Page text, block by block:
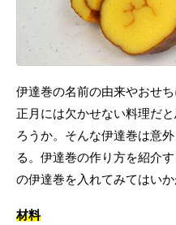
伊達巻の名前の由来やおせ
正月には欠かせない料理だ
ろうか。そんな伊達巻は意
る。伊達巻の作り方を紹介
の伊達巻を入れてみてはいか
材料